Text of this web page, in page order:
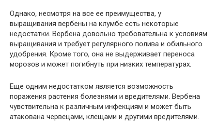
Однако, несмотря на все ее преимущества, у
выращивания вербены на клумбе есть некоторые
недостатки. Вербена довольно требовательна к условиям
выращивания и требует регулярного полива и обильного
удобрения. Кроме того, она не выдерживает переноса
морозов и может погибнуть при низких температурах.
Еще одним недостатком является возможность
поражения растения болезнями и вредителями. Вербена
чувствительна к различным инфекциям и может быть
атакована червецами, клещами и другими вредителями.